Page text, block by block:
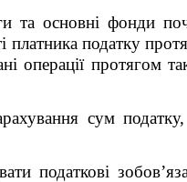
та основні фонди
платника податку
операції протягом
сум
податкові